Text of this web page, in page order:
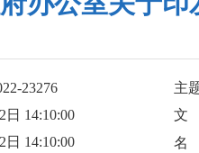
23276 主
日 14:10:00
文
日 14:10:00
名